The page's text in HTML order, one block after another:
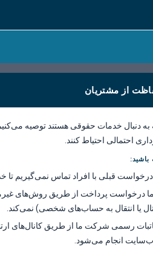
از مشتریان
به دنبال خدمات حقوقی هستند توصیه
احتمالی احتیاط کنند.
باشید:
قبلی با افراد تماس نمی‌گیریم تا
درخواست پرداخت از طریق روش‌های
یا انتقال به حساب‌های شخصی) نمی‌کند.
رسمی شرکت ما از طریق کانال‌های
انجام می‌شود.